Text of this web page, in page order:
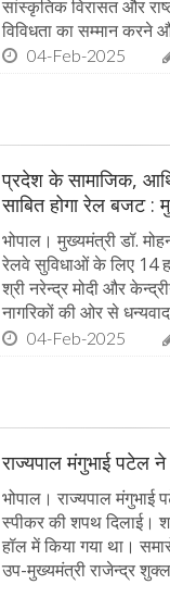
सांस्कृतिक विरासत और
विविधता का सम्मान
04-Feb-2025
प्रदेश के सामाजिक,
साबित होगा रेल बजट :
भोपाल। मुख्यमंत्री डॉ.
रेलवे सुविधाओं के लिए 14
श्री नरेन्द्र मोदी और
नागरिकों की ओर से
04-Feb-2025
राज्यपाल मंगुभाई पटेल ने
भोपाल। राज्यपाल मंगुभाई
स्पीकर की शपथ दिलाई।
हॉल में किया गया था।
उप-मुख्यमंत्री राजेन्द्र